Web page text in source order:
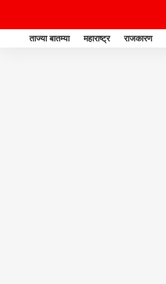
ताज्या बातम्या महाराष्ट्र राजकारण